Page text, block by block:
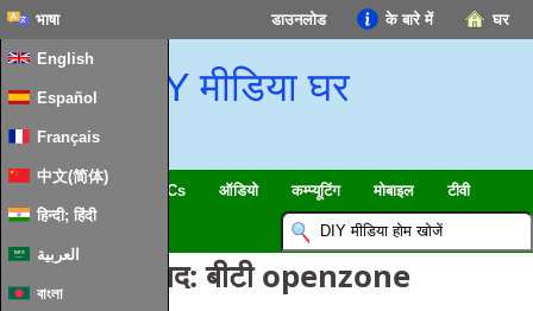
घर
के बारे में
डाउनलोड
भाषा
English
Español
Français
中文(简体)
हिन्दी; हिंदी
العربية
বাংলা
DIY मीडिया घर
स्मार्ट घर & IoT HTPCs ऑडियो कम्प्यूटिंग मोबाइल टीवी
टैग लिखने के बाद:बीटी openzone